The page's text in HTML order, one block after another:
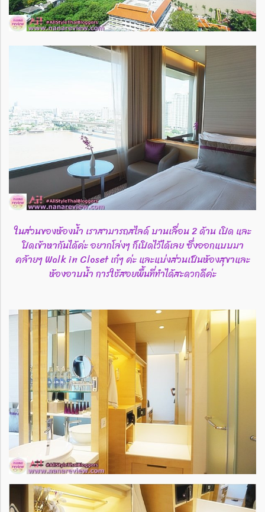
ในส่วนของห้องน้ำ เราสามารถสไลด์ บานเลื่อน 2 ด้าน เปิด และ
ปิดเข้าหากันได้ค่ะ อยากโล่งๆ ก็เปิดไว้ได้เลย ซึ่งออกแบบมา
คล้ายๆ Walk in Closet เก๋ๆ ค่ะ และแบ่งส่วนเป็นห้องสุขาและ
ห้องอาบน้ำ การใช้สอยพื้นที่ทำได้สะดวกดีค่ะ